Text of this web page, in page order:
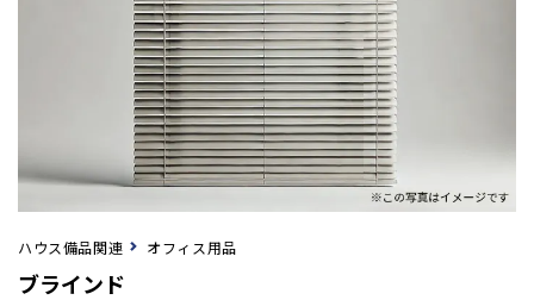
ハウス備品関連 オフィス用品
ブラインド